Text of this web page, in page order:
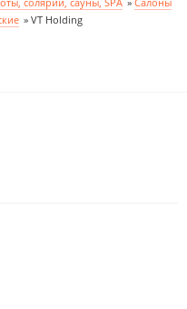
» VT Holding